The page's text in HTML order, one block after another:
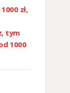
zł,
tym
1000